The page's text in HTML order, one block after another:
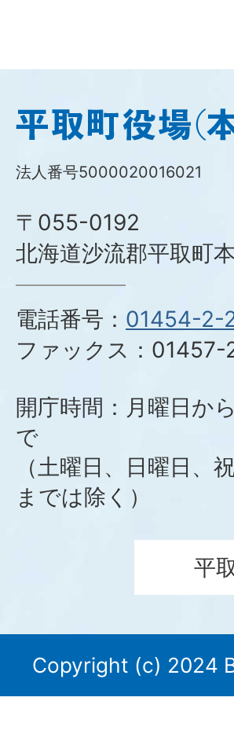
平
取
町
役
場
(本
庁)
法人番号5000020016021
〒055-0192
北海道沙流郡平取町
電話番号： 01454-2-
ファックス： 01457-
開庁時間：月曜日か
で
（土曜日、日曜日、
までは除く）
平
Copyright (c) 2024